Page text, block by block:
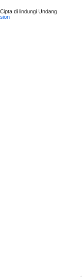
di lindungi Undang